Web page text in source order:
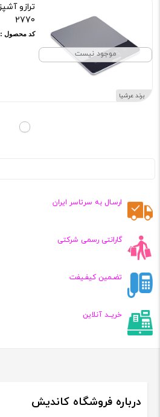
موجود نیست
برند عرشیا
2770
کد محصول :11837804
ارسـال به سرتاسر ایران
گارانتی رسمی شرکتی
تضـمین کیفـیفت
خریــد آنلاین
درباره فروشگاه کاندیش